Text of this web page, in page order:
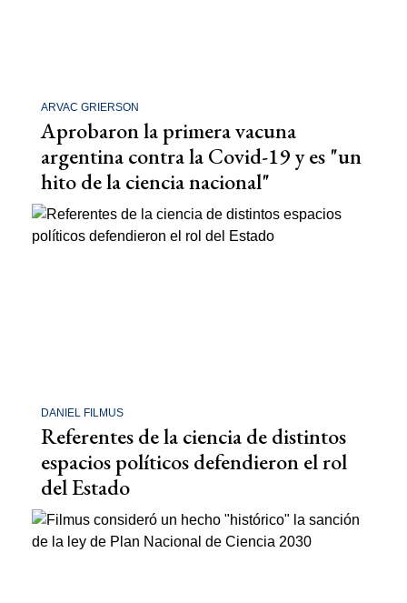
ARVAC GRIERSON
Aprobaron la primera vacuna
argentina contra la Covid-19 y es "un
hito de la ciencia nacional"
DANIEL FILMUS
Referentes de la ciencia de distintos
espacios políticos defendieron el rol
del Estado